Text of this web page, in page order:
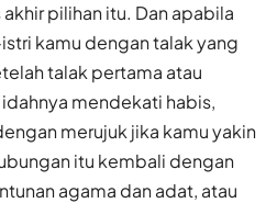
pilihan itu. Dan apabila
kamu dengan talak yang
talak pertama atau
mendekati habis,
merujuk jika kamu yakin
itu kembali dengan
agama dan adat, atau